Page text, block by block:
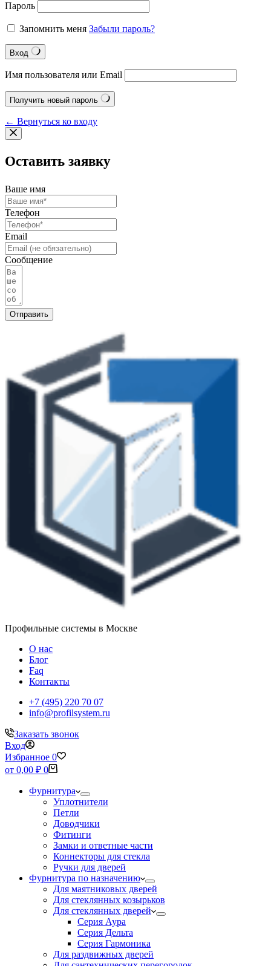
Пароль
Запомнить меня Забыли пароль?
Вход
Имя пользователя или Email
Получить новый пароль
← Вернуться ко входу
Оставить заявку
Ваше имя
Телефон
Email
Сообщение
Отправить
Профильные системы в Москве
О нас
Блог
Faq
Контакты
+7 (495) 220 70 07
info@profilsystem.ru
Заказать звонок
Вход
Избранное 0
Корзина
от 0,00 ₽ 0
Фурнитура
Уплотнители
Петли
Доводчики
Фитинги
Замки и ответные части
Коннекторы для стекла
Ручки для дверей
Фурнитура по назначению
Для маятниковых дверей
Для стеклянных козырьков
Для стеклянных дверей
Серия Аура
Серия Дельта
Серия Гармоника
Для раздвижных дверей